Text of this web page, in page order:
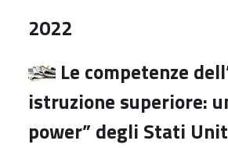
2022
Le competenze
istruzione superiore:
power” degli Stati